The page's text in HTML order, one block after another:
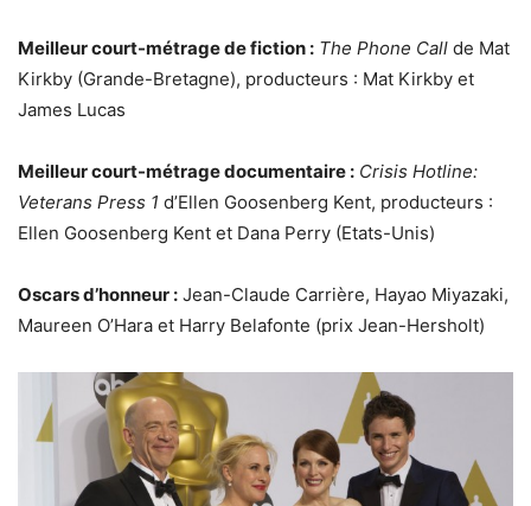
Meilleur court-métrage de fiction : The Phone Call de Mat
Kirkby (Grande-Bretagne), producteurs : Mat Kirkby et
James Lucas
Meilleur court-métrage documentaire : Crisis Hotline:
Veterans Press 1 d’Ellen Goosenberg Kent, producteurs :
Ellen Goosenberg Kent et Dana Perry (Etats-Unis)
Oscars d’honneur : Jean-Claude Carrière, Hayao Miyazaki,
Maureen O’Hara et Harry Belafonte (prix Jean-Hersholt)